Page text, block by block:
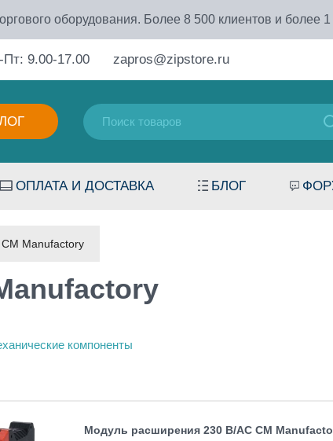
оборудования. Более 8 500 клиентов и более
Пт: 9.00-17.00 zapros@zipstore.ru
ОПЛАТА И ДОСТАВКА БЛОГ
CM Manufactory
компоненты
Модуль расширения 230 В/AC CM